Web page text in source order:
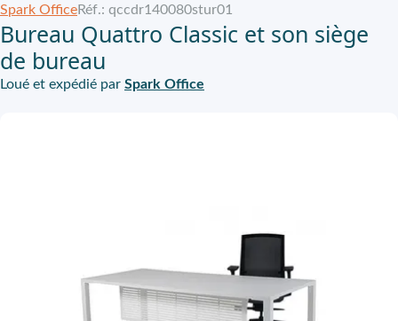
Spark OfficeRéf.: qccdr140080stur01
Bureau Quattro Classic et son siège
de bureau
Loué et expédié par Spark Office